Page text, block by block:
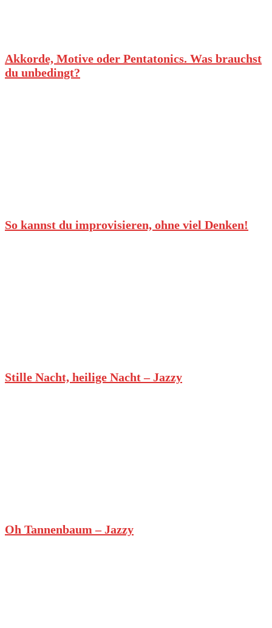
Akkorde, Motive oder Pentatonics. Was brauchst
du unbedingt?
So kannst du improvisieren, ohne viel Denken!
Stille Nacht, heilige Nacht – Jazzy
Oh Tannenbaum – Jazzy